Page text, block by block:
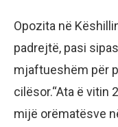
Opozita në
padrejtë, pasi
mjaftueshëm për
cilësor.“Ata ë vitin
mijë orëmatësve